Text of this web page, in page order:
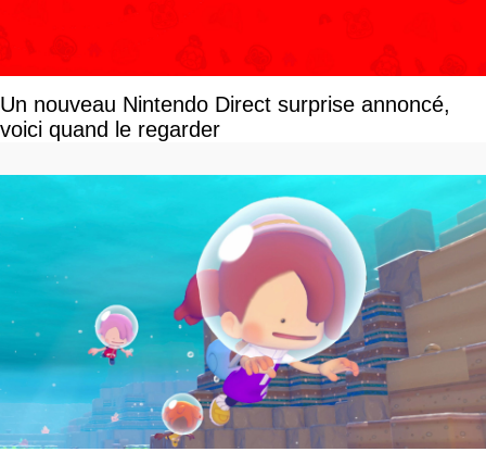
Un nouveau Nintendo Direct surprise annoncé,
voici quand le regarder